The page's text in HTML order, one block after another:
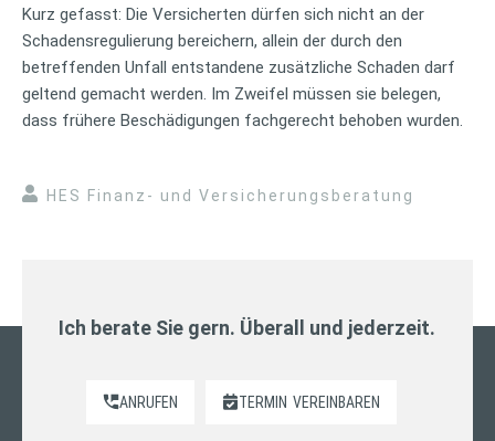
Kurz gefasst: Die Versicherten dürfen sich nicht an der
Schadensregulierung bereichern, allein der durch den
betreffenden Unfall entstandene zusätzliche Schaden darf
geltend gemacht werden. Im Zweifel müssen sie belegen,
dass frühere Beschädigungen fachgerecht behoben wurden.
HES Finanz- und Versicherungsberatung
Ich berate Sie gern. Überall und jederzeit.
ANRUFEN TERMIN VEREINBAREN